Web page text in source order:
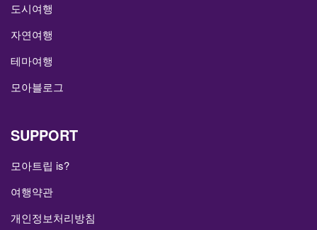
도시여행
자연여행
테마여행
모아블로그
SUPPORT
모아트립 is?
여행약관
개인정보처리방침